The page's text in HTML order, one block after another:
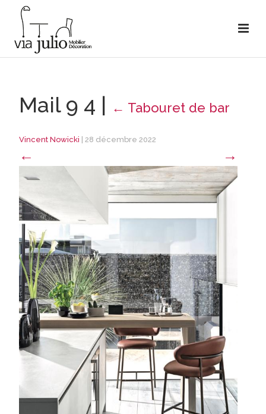
Mail 9 4 | ← Tabouret de bar
Vincent Nowicki 28 décembre 2022
← →